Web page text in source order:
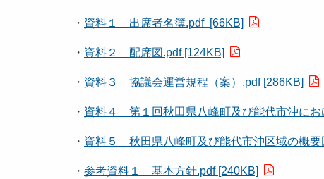
・ 資料１ 出席者名簿.pdf [66KB]
・ 資料２ 配席図.pdf [124KB]
・ 資料３ 協議会運営規程（案）.pdf [286KB]
・ 資料４ 第１回秋田県八峰町及び能代市沖にお
・ 資料５ 秋田県八峰町及び能代市沖区域の概要
・ 参考資料１ 基本方針.pdf [240KB]